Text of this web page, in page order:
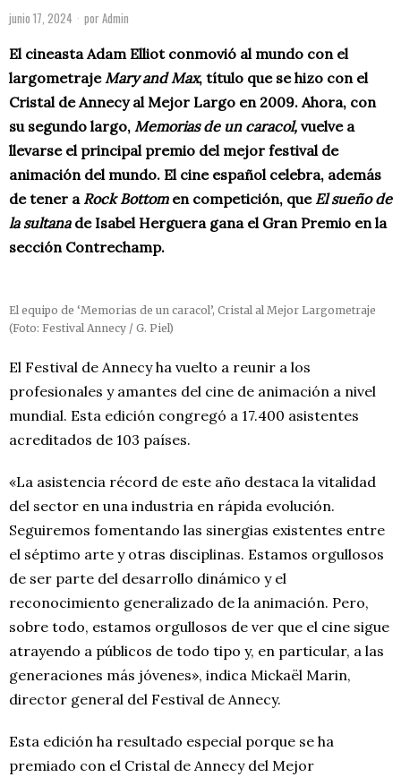
junio 17, 2024 por Admin
El cineasta Adam Elliot conmovió al mundo con el
largometrajeMary and Max, título que se hizo con el
Cristal de Annecy al Mejor Largo en 2009. Ahora, con
su segundo largo, Memorias de un caracol, vuelve a
llevarse el principal premio del mejor festival de
animación del mundo. El cine español celebra, además
de tener a Rock Bottom en competición, que El sueño de
la sultanade Isabel Herguera gana el Gran Premio en la
sección Contrechamp.
El equipo de ‘Memorias de un caracol’, Cristal al Mejor Largometraje
(Foto: Festival Annecy / G. Piel)
El Festival de Annecy ha vuelto a reunir a los
profesionales y amantes del cine de animación a nivel
mundial. Esta edición congregó a 17.400 asistentes
acreditados de 103 países.
«La asistencia récord de este año destaca la vitalidad
del sector en una industria en rápida evolución.
Seguiremos fomentando las sinergias existentes entre
el séptimo arte y otras disciplinas. Estamos orgullosos
de ser parte del desarrollo dinámico y el
reconocimiento generalizado de la animación. Pero,
sobre todo, estamos orgullosos de ver que el cine sigue
atrayendo a públicos de todo tipo y, en particular, a las
generaciones más jóvenes», indica Mickaël Marin,
director general del Festival de Annecy.
Esta edición ha resultado especial porque se ha
premiado con el Cristal de Annecy del Mejor